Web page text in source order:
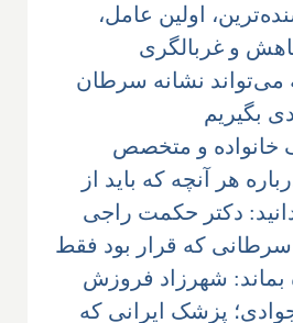
اولین عامل،
و غربالگری
می‌تواند نشانه سرطان
بگیریم
خانواده و متخصص
هر آنچه که باید از
دکتر حکمت راجی
سرطانی که قرار بود فقط
پزشک ایرانی که